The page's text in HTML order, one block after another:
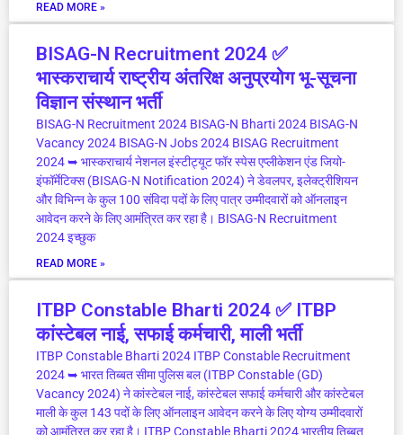
READ MORE »
BISAG-N Recruitment 2024 ✅
भास्कराचार्य राष्ट्रीय अंतरिक्ष अनुप्रयोग भू-सूचना
विज्ञान संस्थान भर्ती
BISAG-N Recruitment 2024 BISAG-N Bharti 2024 BISAG-N
Vacancy 2024 BISAG-N Jobs 2024 BISAG Recruitment
2024 ➥ भास्कराचार्य नेशनल इंस्टीट्यूट फॉर स्पेस एप्लीकेशन एंड जियो-
इंफॉर्मेटिक्स (BISAG-N Notification 2024) ने डेवलपर, इलेक्ट्रीशियन
और विभिन्न के कुल 100 संविदा पदों के लिए पात्र उम्मीदवारों को ऑनलाइन
आवेदन करने के लिए आमंत्रित कर रहा है। BISAG-N Recruitment
2024 इच्छुक
READ MORE »
ITBP Constable Bharti 2024 ✅ ITBP
कांस्टेबल नाई, सफाई कर्मचारी, माली भर्ती
ITBP Constable Bharti 2024 ITBP Constable Recruitment
2024 ➥ भारत तिब्बत सीमा पुलिस बल (ITBP Constable (GD)
Vacancy 2024) ने कांस्टेबल नाई, कांस्टेबल सफाई कर्मचारी और कांस्टेबल
माली के कुल 143 पदों के लिए ऑनलाइन आवेदन करने के लिए योग्य उम्मीदवारों
को आमंत्रित कर रहा है। ITBP Constable Bharti 2024 भारतीय तिब्बत